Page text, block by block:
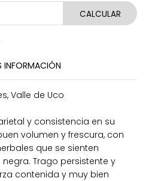
CALCULAR
INFORMACIÓN
Valle de Uco
y consistencia en su
volumen y frescura, con
que se sienten
Trago persistente y
contenida y muy bien